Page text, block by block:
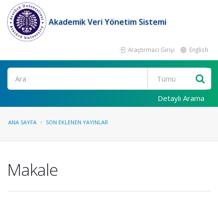
Akademik Veri Yönetim Sistemi
Araştırmacı Girişi English
Ara
Detaylı Arama
ANA SAYFA SON EKLENEN YAYINLAR
Makale